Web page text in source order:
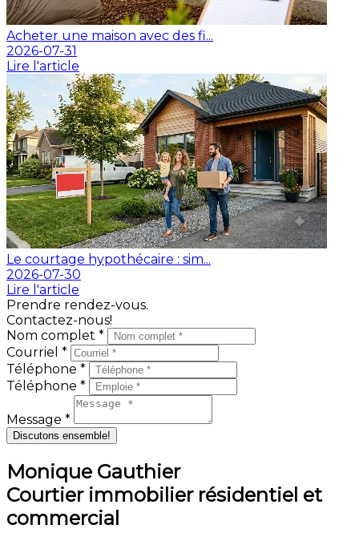
Acheter une maison avec des fi...
2026-07-31
Lire l'article
Le courtage hypothécaire : sim...
2026-07-30
Lire l'article
Prendre rendez-vous.
Contactez-nous!
Nom complet *
Courriel *
Téléphone *
Téléphone *
Message *
Discutons ensemble!
Monique Gauthier
Courtier immobilier résidentiel et
commercial